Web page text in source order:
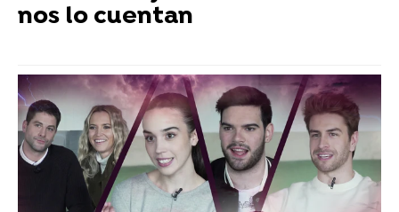
nos lo cuentan